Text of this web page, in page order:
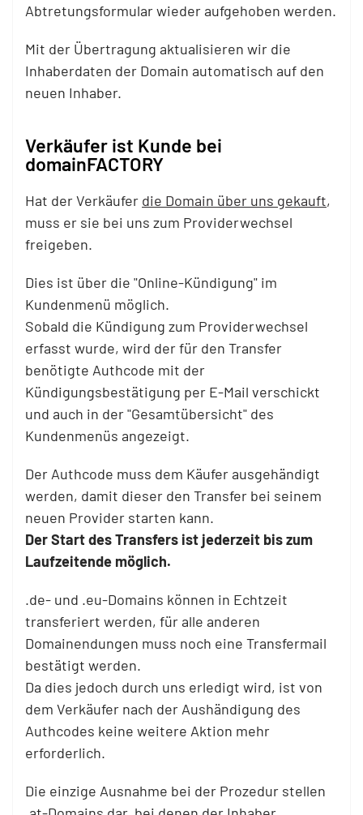
Abtretungsformular wieder aufgehoben werden.
Mit der Übertragung aktualisieren wir die
Inhaberdaten der Domain automatisch auf den
neuen Inhaber.
Verkäufer ist Kunde bei
domainFACTORY
Hat der Verkäufer die Domain über uns gekauft,
muss er sie bei uns zum Providerwechsel
freigeben.
Dies ist über die "Online-Kündigung" im
Kundenmenü möglich.
Sobald die Kündigung zum Providerwechsel
erfasst wurde, wird der für den Transfer
benötigte Authcode mit der
Kündigungsbestätigung per E-Mail verschickt
und auch in der "Gesamtübersicht" des
Kundenmenüs angezeigt.
Der Authcode muss dem Käufer ausgehändigt
werden, damit dieser den Transfer bei seinem
neuen Provider starten kann.
Der Start des Transfers ist jederzeit bis zum
Laufzeitende möglich.
.de- und .eu-Domains können in Echtzeit
transferiert werden, für alle anderen
Domainendungen muss noch eine Transfermail
bestätigt werden.
Da dies jedoch durch uns erledigt wird, ist von
dem Verkäufer nach der Aushändigung des
Authcodes keine weitere Aktion mehr
erforderlich.
Die einzige Ausnahme bei der Prozedur stellen